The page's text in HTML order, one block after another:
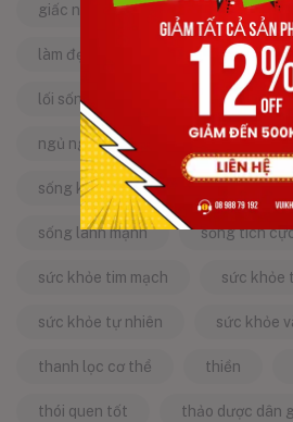
giấc ngủ ngon kinh nghiệm
làm đẹp từ bên trong làm
lối sống lành mạnh mật ong
ngủ ngon năng lượng tích
sống khỏe mỗi ngày sống
sống lành mạnh sống tích
sức khỏe tim mạch sức khỏe
sức khỏe tự nhiên sức khỏe
thanh lọc cơ thể thiền
thói quen tốt thảo dược dân